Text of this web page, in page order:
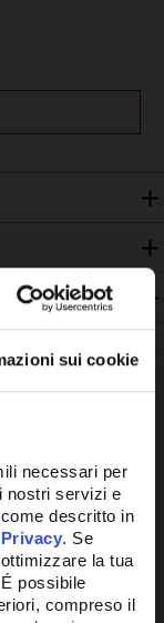
sui cookie
necessari per
nostri servizi e
descritto in
. Se
la tua
possibile
compreso il